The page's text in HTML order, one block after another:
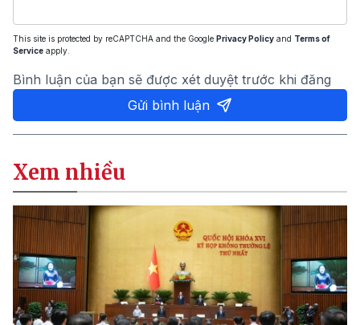
This site is protected by reCAPTCHA and the Google Privacy Policy and Terms of
Service apply.
Bình luận của bạn sẽ được xét duyệt trước khi đăng
Gửi bình luận
Xem nhiều